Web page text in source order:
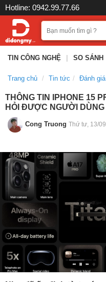
Hotline: 0942.99.77.66
TIN CÔNG NGHỆ SO SÁNH
Trang chủ Tin tức Đánh giá
THÔNG TIN IPHONE 15
HỎI ĐƯỢC NGƯỜI
Cong Truong Thứ tư, 13/